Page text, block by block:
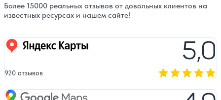
Более 15000 реальных отзывов от довольных клиентов на
известных ресурсах и нашем сайте!
Яндекс карты 5,0
920 отзывов
Google Maps